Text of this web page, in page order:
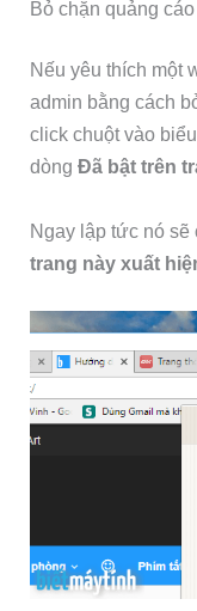
Bỏ chặn quảng
Nếu yêu thích một
admin bằng cách
click chuột vào
dòngĐã bật trên
Ngay lập tức nó
trang này xuất